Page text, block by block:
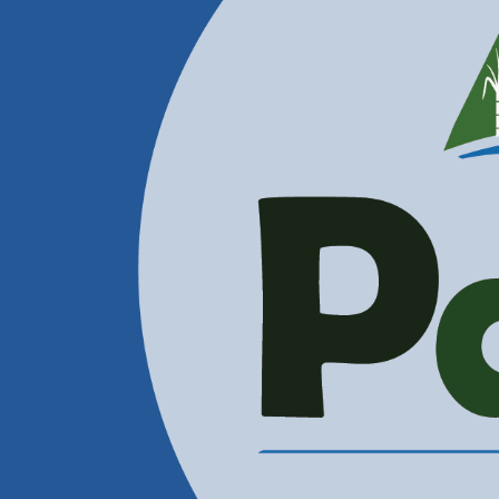
Correos Electrónicos